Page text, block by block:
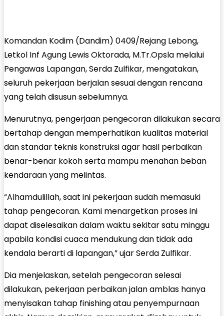
Komandan Kodim (Dandim) 0409/Rejang Lebong,
Letkol Inf Agung Lewis Oktorada, M.Tr.Opsla melalui
Pengawas Lapangan, Serda Zulfikar, mengatakan,
seluruh pekerjaan berjalan sesuai dengan rencana
yang telah disusun sebelumnya.
Menurutnya, pengerjaan pengecoran dilakukan secara
bertahap dengan memperhatikan kualitas material
dan standar teknis konstruksi agar hasil perbaikan
benar-benar kokoh serta mampu menahan beban
kendaraan yang melintas.
“Alhamdulillah, saat ini pekerjaan sudah memasuki
tahap pengecoran. Kami menargetkan proses ini
dapat diselesaikan dalam waktu sekitar satu minggu
apabila kondisi cuaca mendukung dan tidak ada
kendala berarti di lapangan,” ujar Serda Zulfikar.
Dia menjelaskan, setelah pengecoran selesai
dilakukan, pekerjaan perbaikan jalan amblas hanya
menyisakan tahap finishing atau penyempurnaan